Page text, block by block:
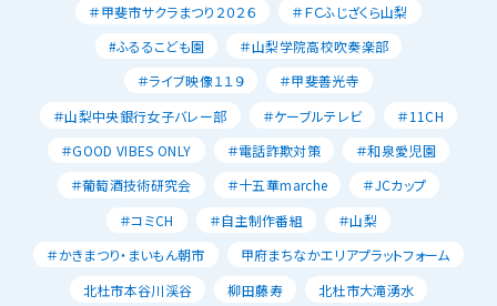
＃甲斐市サクラまつり２０２６
＃ＦＣふじざくら山梨
#ふるるこども園
＃山梨学院高校吹奏楽部
＃ライブ映像１１９
＃甲斐善光寺
＃山梨中央銀行女子バレー部
＃ケーブルテレビ
＃11CH
＃GOOD VIBES ONLY
＃電話詐欺対策
＃和泉愛児園
＃葡萄酒技術研究会
＃十五華marche
＃JCカップ
＃コミCH
＃自主制作番組
＃山梨
＃かきまつり・まいもん朝市
甲府まちなかエリアプラットフォーム
北杜市本谷川渓谷
柳田藤寿
北杜市大滝湧水